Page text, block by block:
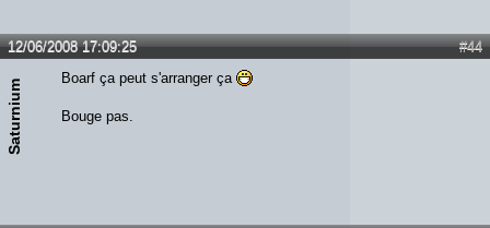
#44
12/06/2008 17:09:25
Saturnium
Boarf ça peut s'arranger ça
Bouge pas.